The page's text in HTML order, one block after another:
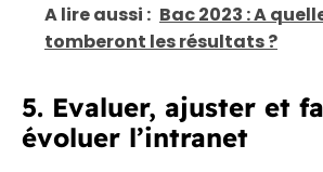
A lire aussi : Bac 2023 : A
tomberont les résultats ?
5. Evaluer, ajuster et
évoluer l’intranet